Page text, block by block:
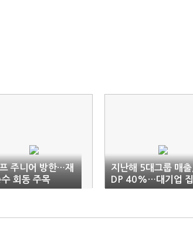
주니어 방한…재
수 회동 주목
지난해 5대그룹 매
DP 40%…대기업
뚜렷